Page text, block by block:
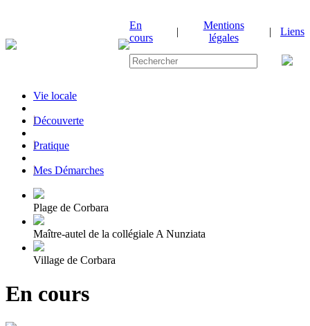
En
cours
|
Mentions
légales
| Liens
Vie locale
|Découverte
|Pratique
|Mes Démarches
Plage de Corbara
Maître-autel de la collégiale A Nunziata
Village de Corbara
En cours